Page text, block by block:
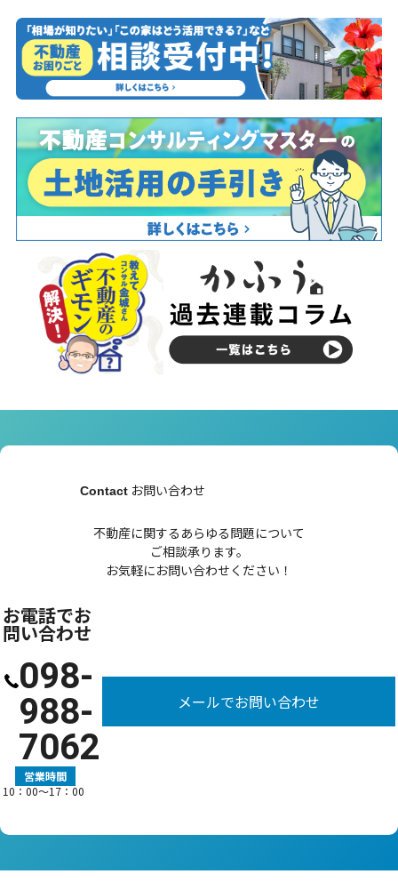
Contact お問い合わせ
不動産に関するあらゆる問題について
ご相談承ります。
お気軽にお問い合わせください！
お電話でお
問い合わせ
098-
988-
7062
営業時間
10：00〜17：00
メールでお問い合わせ